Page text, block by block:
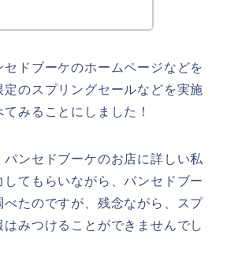
セドブーケのホームページなどを
のスプリングセールなどを実施
みることにしました！
パンセドブーケのお店に詳しい私
てもらいながら、パンセドブー
たのですが、残念ながら、スプ
はみつけることができませんでし